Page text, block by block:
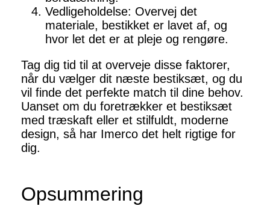
Vedligeholdelse: Overvej det
materiale, bestikket er lavet af, og
hvor let det er at pleje og rengøre.
Tag dig tid til at overveje disse faktorer,
når du vælger dit næste bestiksæt, og du
vil finde det perfekte match til dine behov.
Uanset om du foretrækker et bestiksæt
med træskaft eller et stilfuldt, moderne
design, så har Imerco det helt rigtige for
dig.
Opsummering